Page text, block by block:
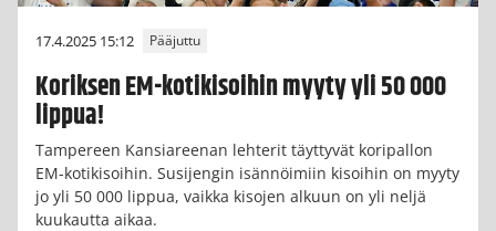
17.4.2025 15:12 Pääjuttu
Koriksen EM-kotikisoihin myyty yli 50 000
lippua!
Tampereen Kansiareenan lehterit täyttyvät koripallon
EM-kotikisoihin. Susijengin isännöimiin kisoihin on myyty
jo yli 50 000 lippua, vaikka kisojen alkuun on yli neljä
kuukautta aikaa.